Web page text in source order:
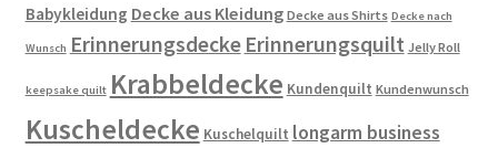
Babykleidung Decke aus Kleidung Decke aus Shirts Decke nach
Wunsch Erinnerungsdecke Erinnerungsquilt Jelly Roll
keepsake quilt Krabbeldecke Kundenquilt Kundenwunsch
Kuscheldecke Kuschelquilt longarm business